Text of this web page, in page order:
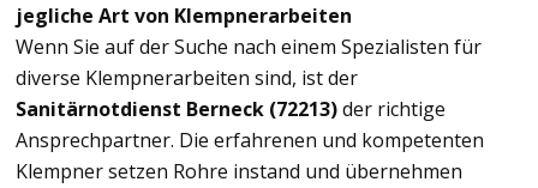
jegliche Art von Klempnerarbeiten
Wenn Sie auf der Suche nach einem Spezialisten für
diverse Klempnerarbeiten sind, ist der
Sanitärnotdienst Berneck (72213)der richtige
Ansprechpartner. Die erfahrenen und kompetenten
Klempner setzen Rohre instand und übernehmen